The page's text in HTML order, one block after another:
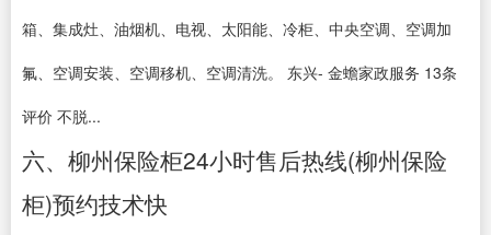
箱、集成灶、油烟机、电视、太阳能、冷柜、中央空调、空调加
氟、空调安装、空调移机、空调清洗。 东兴- 金蟾家政服务 13条
评价 不脱...
六、柳州保险柜24小时售后热线(柳州保险
柜)预约技术快